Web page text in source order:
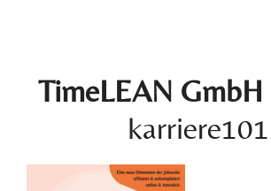
TimeLEAN GmbH
karriere101